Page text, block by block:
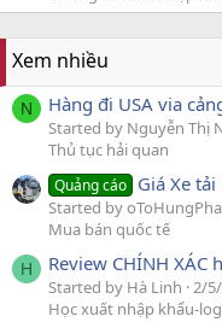
Xem nhiều
N Hàng đi USA via
Started by Nguyễn Thị
Thủ tục hải quan
Quảng cáo Giá Xe
Started by
Mua bán quốc tế
H Review CHÍNH XÁC
Started by Hà Linh 2/
Học xuất nhập khẩu-